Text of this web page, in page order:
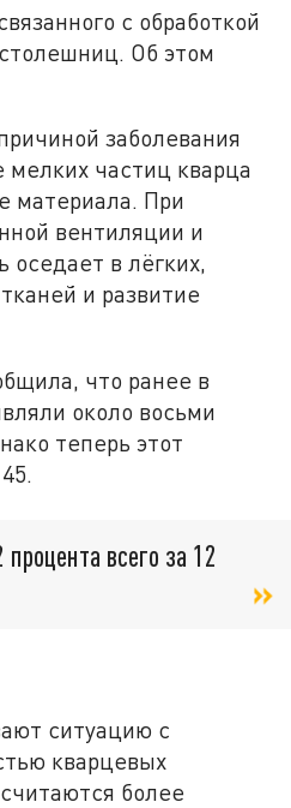
с обработкой
Об этом
заболевания
мелких частиц кварца
материала. При
вентиляции и
в лёгких,
и развитие
что ранее в
около восьми
теперь этот
всего за 12
ситуацию с
кварцевых
более